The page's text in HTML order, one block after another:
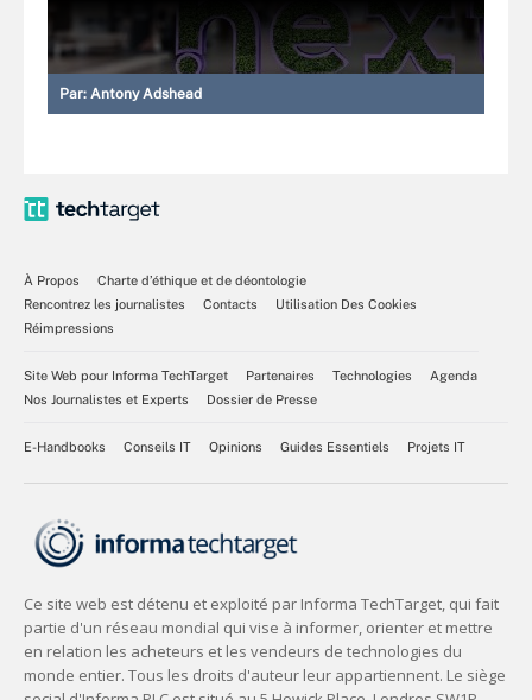
Par: Antony Adshead
À Propos
Charte d’éthique et de déontologie
Rencontrez les journalistes
Contacts
Utilisation Des Cookies
Réimpressions
Site Web pour Informa TechTarget Partenaires Technologies
Agenda
Nos Journalistes et Experts
Dossier de Presse
E-Handbooks Conseils IT Opinions Guides Essentiels Projets IT